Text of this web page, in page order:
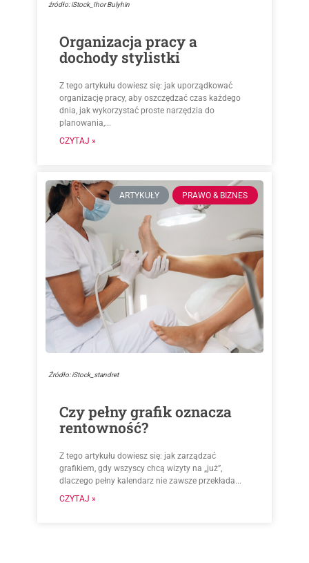
źródło: iStock_Ihor Bulyhin
Organizacja pracy a
dochody stylistki
Z tego artykułu dowiesz się: jak uporządkować
organizację pracy, aby oszczędzać czas każdego
dnia, jak wykorzystać proste narzędzia do
planowania,...
CZYTAJ »
ARTYKUŁY PRAWO & BIZNES
Źródło: iStock_standret
Czy pełny grafik oznacza
rentowność?
Z tego artykułu dowiesz się: jak zarządzać
grafikiem, gdy wszyscy chcą wizyty na „już”,
dlaczego pełny kalendarz nie zawsze przekłada...
CZYTAJ »